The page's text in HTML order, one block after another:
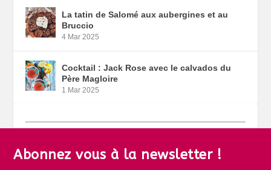
La tatin de Salomé aux aubergines et au
Bruccio
4 Mar 2025
Cocktail : Jack Rose avec le calvados du
Père Magloire
1 Mar 2025
Abonnez vous à la newsletter !